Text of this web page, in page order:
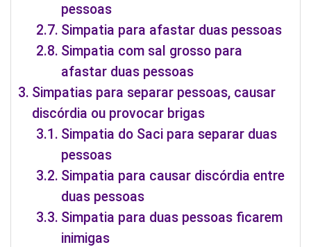
pessoas
Simpatia para afastar duas pessoas
Simpatia com sal grosso para
afastar duas pessoas
Simpatias para separar pessoas, causar
discórdia ou provocar brigas
Simpatia do Saci para separar duas
pessoas
Simpatia para causar discórdia entre
duas pessoas
Simpatia para duas pessoas ficarem
inimigas